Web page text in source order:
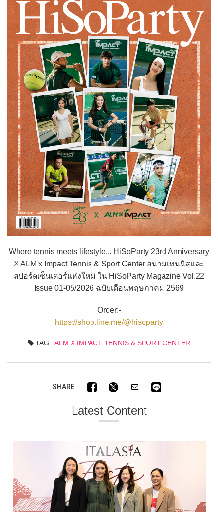
Where tennis meets lifestyle... HiSoParty 23rd Anniversary
X ALM x Impact Tennis & Sport Center สนามเทนนิสและ
สปอร์ตเซ็นเตอร์แห่งใหม่ ใน HiSoParty Magazine Vol.22
Issue 01-05/2026 ฉบับเดือนพฤษภาคม 2569
Order:-
https://shop.line.me/@hisoparty
TAG : ALM X IMPACT TENNIS & SPORT CENTER
SHARE
Latest Content